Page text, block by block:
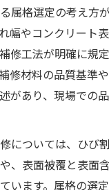
属格選定の考え方
幅やコンクリート
修工法が明確に規
修材料の品質基準
があり、現場での
については、ひび
、表面被覆と表面
います。属格の選